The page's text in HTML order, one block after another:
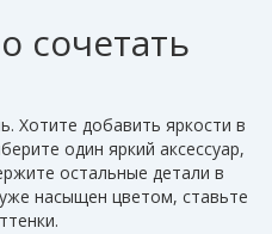
сочетать
Хотите добавить яркости в
один яркий аксессуар,
остальные детали в
насыщен цветом, ставьте